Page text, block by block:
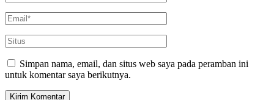
Simpan nama, email, dan situs web saya pada peramban ini
untuk komentar saya berikutnya.